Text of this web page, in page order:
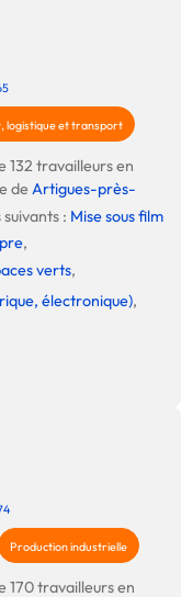
logistique et transport
132 travailleurs en
de Artigues-près-
: Mise sous film
,
verts,
électronique),
Production industrielle
170 travailleurs en